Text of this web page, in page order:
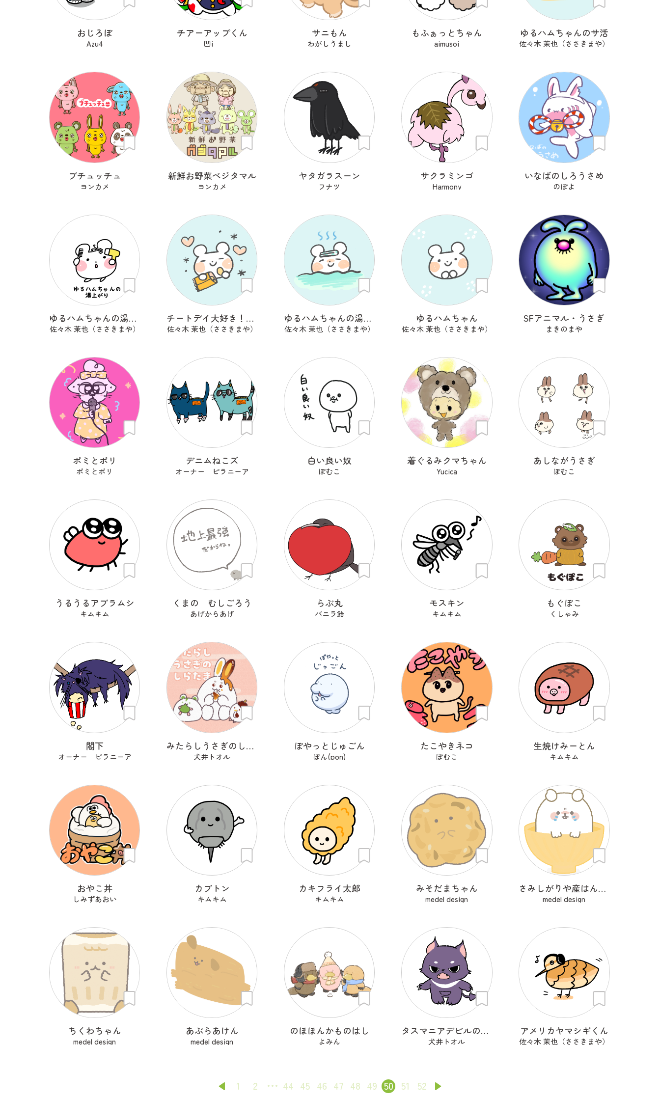
おじろぼ
Azu4
チアーアップくん
凹i
サニもん
わがしうまし
もふぁっとちゃん
aimusoi
ゆるハムちゃんのサ活
佐々木 茉也（ささきまや）
ブチュッチュ
ヨンカメ
新鮮お野菜ベジタマル
ヨンカメ
ヤタガラスーン
フナツ
サクラミンゴ
Harmony
いなばのしろうさめ
のぽよ
ゆるハムちゃんの湯上がり
佐々木 茉也（ささきまや）
チートデイ大好き！ゆるハムちゃん
佐々木 茉也（ささきまや）
ゆるハムちゃんの湯上がり
佐々木 茉也（ささきまや）
ゆるハムちゃん
佐々木 茉也（ささきまや）
SFアニマル・うさぎ
まきのまや
ポミとポリ
ポミとポリ
デニムねこズ
オーナー ピラニーア
白い良い奴
ぽむこ
着ぐるみクマちゃん
Yucica
あしながうさぎ
ぽむこ
うるうるアブラムシ
キムキム
くまの むしごろう
あげからあげ
らぶ丸
バニラ飴
モスキン
キムキム
もぐぽこ
くしゃみ
閣下
オーナー ピラニーア
みたらしうさぎのしらたま
犬井トオル
ぽやっとじゅごん
ぽん(pon)
たこやきネコ
ぽむこ
生焼けみーとん
キムキム
おやこ丼
しみずあおい
カブトン
キムキム
カキフライ太郎
キムキム
みそだまちゃん
medel design
さみしがりや産はんちゃん
medel design
ちくわちゃん
medel design
あぶらあけん
medel design
のほほんかものはし
よみん
タスマニアデビルのデビぷん
犬井トオル
アメリカヤマシギくん
佐々木 茉也（ささきまや）
1 2 44 45 46 47 48 49 50 51 52